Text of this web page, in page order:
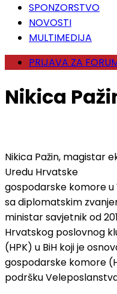
SPONZORSTVO
NOVOSTI
MULTIMEDIJA
PRIJAVA ZA
Nikica
Nikica Pažin, magistar
Uredu Hrvatske
gospodarske komore u
sa diplomatskim
ministar savjetnik od
Hrvatskog poslovnog
(HPK) u BiH koji je
gospodarske komore
podršku